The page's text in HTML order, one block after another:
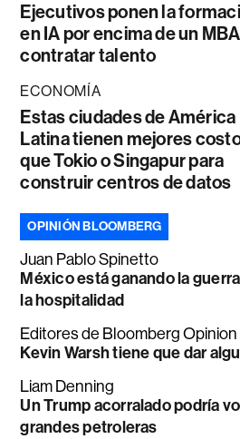
Ejecutivos ponen la
en IA por encima de un
contratar talento
ECONOMÍA
Estas ciudades de América
Latina tienen mejores
que Tokio o Singapur para
construir centros de datos
OPINIÓN BLOOMBERG
Juan Pablo Spinetto
México está ganando la
la hospitalidad
Editores de Bloomberg Opinion
Kevin Warsh tiene que dar
Liam Denning
Un Trump acorralado podría
grandes petroleras